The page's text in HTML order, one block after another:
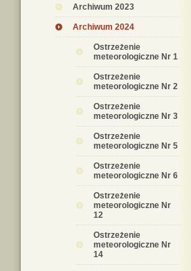
Archiwum 2023
Archiwum 2024
Ostrzeżenie
meteorologiczne Nr 1
Ostrzeżenie
meteorologiczne Nr 2
Ostrzeżenie
meteorologiczne Nr 3
Ostrzeżenie
meteorologiczne Nr 5
Ostrzeżenie
meteorologiczne Nr 6
Ostrzeżenie
meteorologiczne Nr
12
Ostrzeżenie
meteorologiczne Nr
14